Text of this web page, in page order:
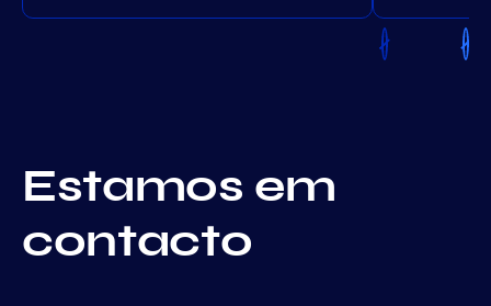
Estamos em
contacto